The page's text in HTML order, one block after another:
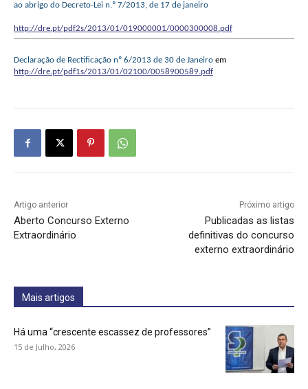
ao abrigo do Decreto-Lei n.º 7/2013, de 17 de janeiro
http://dre.pt/pdf2s/2013/01/019000001/0000300008.pdf
Declaração de Rectificação nº 6/2013 de 30 de Janeiro em
http://dre.pt/pdf1s/2013/01/02100/0058900589.pdf
Artigo anterior
Aberto Concurso Externo
Extraordinário
Próximo artigo
Publicadas as listas
definitivas do concurso
externo extraordinário
Mais artigos
Há uma “crescente escassez de professores”
15 de Julho, 2026